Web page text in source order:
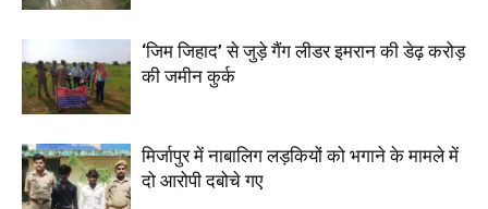
‘जिम जिहाद’ से जुड़े गैंग लीडर इमरान की डेढ़ करोड़
की जमीन कुर्क
मिर्जापुर में नाबालिग लड़कियों को भगाने के मामले में
दो आरोपी दबोचे गए